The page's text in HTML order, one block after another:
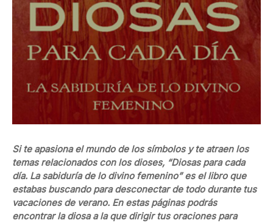
Si te apasiona el mundo de los símbolos y te atraen los
temas relacionados con los dioses, “Diosas para cada
día. La sabiduría de lo divino femenino” es el libro que
estabas buscando para desconectar de todo durante tus
vacaciones de verano. En estas páginas podrás
encontrar la diosa a la que dirigir tus oraciones para